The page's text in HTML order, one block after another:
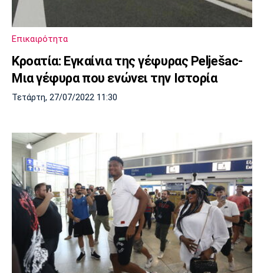
Επικαιρότητα
Κροατία: Εγκαίνια της γέφυρας Pelješac-
Μια γέφυρα που ενώνει την Ιστορία
Τετάρτη, 27/07/2022 11:30